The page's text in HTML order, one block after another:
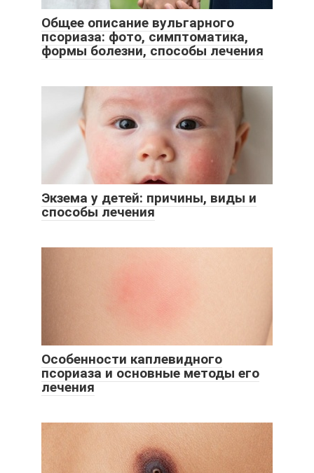
Общее описание вульгарного
псориаза: фото, симптоматика,
формы болезни, способы лечения
Экзема у детей: причины, виды и
способы лечения
Особенности каплевидного
псориаза и основные методы его
лечения